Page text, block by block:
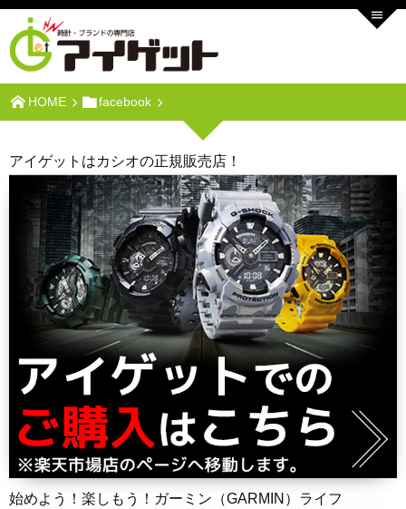
HOME facebook
アイゲットはカシオの正規販売店！
始めよう！楽しもう！ガーミン（GARMIN）ライフ